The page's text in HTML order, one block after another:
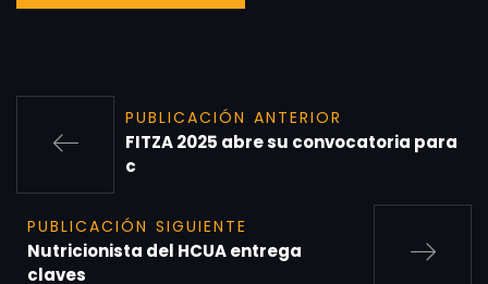
PUBLICACIÓN ANTERIOR
FITZA 2025 abre su convocatoria para
c
PUBLICACIÓN SIGUIENTE
Nutricionista del HCUA entrega
claves